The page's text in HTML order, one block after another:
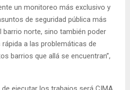
un monitoreo más exclusivo y
de seguridad pública más
barrio norte, sino también poder
a las problemáticas de
barrios que allá se encuentran”,